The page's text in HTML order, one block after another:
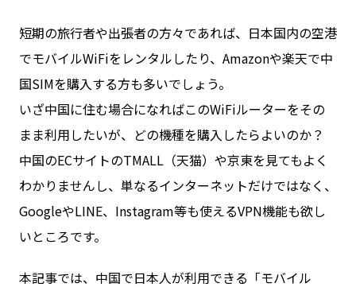
お問い合わせ
ログイン
WiFiレンタルプランお申し込み
法人登録
短期の旅行者や出張者の方々であれば、日本国内の空港
でモバイルWiFiをレンタルしたり、Amazonや楽天で中
国SIMを購入する方も多いでしょう。
いざ中国に住む場合になればこのWiFiルーターをその
まま利用したいが、どの機種を購入したらよいのか？
中国のECサイトのTMALL（天猫）や京東を見てもよく
わかりませんし、単なるインターネットだけではなく、
GoogleやLINE、Instagram等も使えるVPN機能も欲し
いところです。
本記事では、中国で日本人が利用できる「モバイル